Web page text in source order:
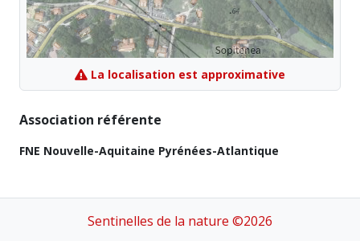
La localisation est approximative
Association référente
FNE Nouvelle-Aquitaine Pyrénées-Atlantique
Sentinelles de la nature ©2026